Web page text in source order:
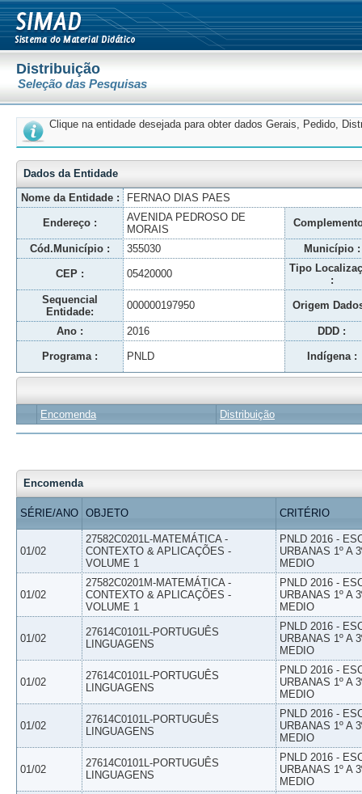
Distribuição
Seleção das Pesquisas
Clique na entidade desejada para obter dados Gerais, Pedido,
Dados da Entidade
Nome da Entidade :
FERNAO DIAS PAES
Endereço :
AVENIDA PEDROSO DE
MORAIS
Cód.Município : 355030 Município :
CEP : 05420000
Tipo
:
Sequencial
Entidade:
000000197950 Origem
Ano : 2016 DDD :
Programa : PNLD Indígena :
Encomenda Distribuição
Encomenda
SÉRIE/ANO OBJETO CRITÉRIO
01/02
27582C0201L-MATEMÁTICA -
CONTEXTO & APLICAÇÕES -
VOLUME 1
PNLD 2016 -
URBANAS 1º A
MEDIO
01/02
27582C0201M-MATEMÁTICA -
CONTEXTO & APLICAÇÕES -
VOLUME 1
PNLD 2016 -
URBANAS 1º A
MEDIO
01/02
27614C0101L-PORTUGUÊS
LINGUAGENS
PNLD 2016 -
URBANAS 1º A
MEDIO
01/02
27614C0101L-PORTUGUÊS
LINGUAGENS
PNLD 2016 -
URBANAS 1º A
MEDIO
01/02
27614C0101L-PORTUGUÊS
LINGUAGENS
PNLD 2016 -
URBANAS 1º A
MEDIO
01/02
27614C0101L-PORTUGUÊS
LINGUAGENS
PNLD 2016 -
URBANAS 1º A
MEDIO